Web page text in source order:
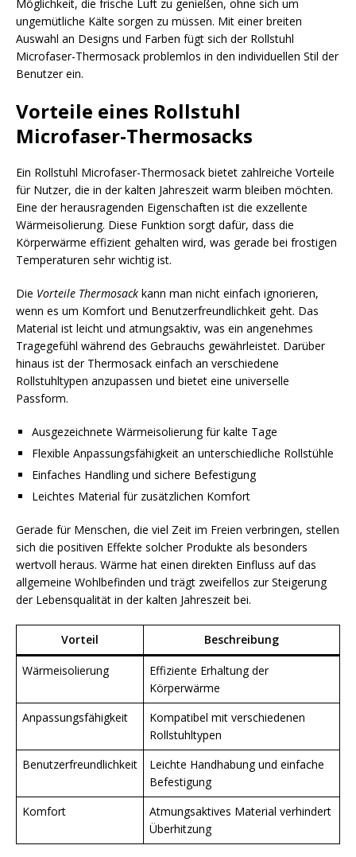
Möglichkeit, die frische Luft zu genießen, ohne sich um
ungemütliche Kälte sorgen zu müssen. Mit einer breiten
Auswahl an Designs und Farben fügt sich der Rollstuhl
Microfaser-Thermosack problemlos in den individuellen Stil der
Benutzer ein.
Vorteile eines Rollstuhl
Microfaser-Thermosacks
Ein Rollstuhl Microfaser-Thermosack bietet zahlreiche Vorteile
für Nutzer, die in der kalten Jahreszeit warm bleiben möchten.
Eine der herausragenden Eigenschaften ist die exzellente
Wärmeisolierung. Diese Funktion sorgt dafür, dass die
Körperwärme effizient gehalten wird, was gerade bei frostigen
Temperaturen sehr wichtig ist.
Die Vorteile Thermosack kann man nicht einfach ignorieren,
wenn es um Komfort und Benutzerfreundlichkeit geht. Das
Material ist leicht und atmungsaktiv, was ein angenehmes
Tragegefühl während des Gebrauchs gewährleistet. Darüber
hinaus ist der Thermosack einfach an verschiedene
Rollstuhltypen anzupassen und bietet eine universelle
Passform.
Ausgezeichnete Wärmeisolierung für kalte Tage
Flexible Anpassungsfähigkeit an unterschiedliche Rollstühle
Einfaches Handling und sichere Befestigung
Leichtes Material für zusätzlichen Komfort
Gerade für Menschen, die viel Zeit im Freien verbringen, stellen
sich die positiven Effekte solcher Produkte als besonders
wertvoll heraus. Wärme hat einen direkten Einfluss auf das
allgemeine Wohlbefinden und trägt zweifellos zur Steigerung
der Lebensqualität in der kalten Jahreszeit bei.
Vorteil Beschreibung
Wärmeisolierung
Effiziente Erhaltung der
Körperwärme
Anpassungsfähigkeit
Kompatibel mit verschiedenen
Rollstuhltypen
Benutzerfreundlichkeit
Leichte Handhabung und einfache
Befestigung
Komfort
Atmungsaktives Material verhindert
Überhitzung